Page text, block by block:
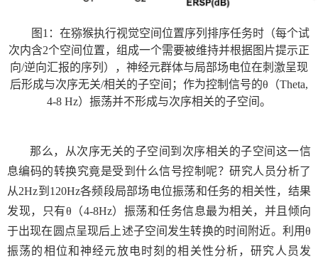
图 1 ：在猕猴执行视觉空间位置序列排序任务时（每个试
次内含2个空间位置，组成一个需要被维持并根据图片提示正
向/逆向汇报的序列），神经元群体与局部场电位在刺激呈现
后形成与次序无关/相关的子空间；作为控制信号的θ （Theta,
4-8 Hz）振荡并不形成与次序相关的子空间。
那么，从次序无关的子空间到次序相关的子空间这一信
息编码的转换究竟是受到什么信号控制呢？研究人员分析了
从2Hz到 120Hz各频段局部场电位振荡和任务的相关性，结果
发现，只有θ （4-8Hz）振荡和任务信息最为相关，并且倾向
于出现在圆点呈现后上述子空间发生转换的时间附近。利用θ
振荡的相位和神经元放电时刻的相关性分析，研究人员发